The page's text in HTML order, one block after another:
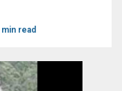
min read